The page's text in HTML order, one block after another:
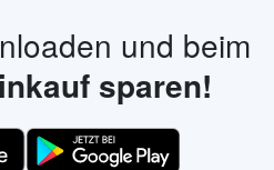
und beim
sparen!